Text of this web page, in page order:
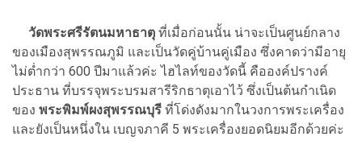
วัดพระศรีรัตนมหาธาตุ ที่เมื่อก่อนนั้น น่าจะเป็นศูนย์กลาง
ของเมืองสุพรรณภูมิ และเป็นวัดคู่บ้านคู่เมือง ซึ่งคาดว่ามีอายุ
ไม่ต่ำกว่า 600 ปีมาแล้วค่ะ ไฮไลท์ของวัดนี้ คือองค์ปรางค์
ประธาน ที่บรรจุพระบรมสารีริกธาตุเอาไว้ ซึ่งเป็นต้นกำเนิด
ของ พระพิมพ์ผงสุพรรณบุรี ที่โด่งดังมากในวงการพระเครื่อง
และยังเป็นหนึ่งใน เบญจภาคี 5 พระเครื่องยอดนิยมอีกด้วยค่ะ